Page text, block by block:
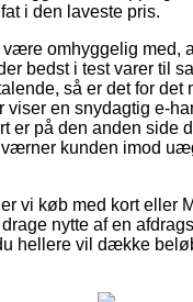
i den laveste pris.
omhyggelig med,
bedst i test varer til
så er det for det
viser en snydagtig e-
er på den anden side
kunden imod
vi køb med kort eller
nytte af en
hellere vil dække